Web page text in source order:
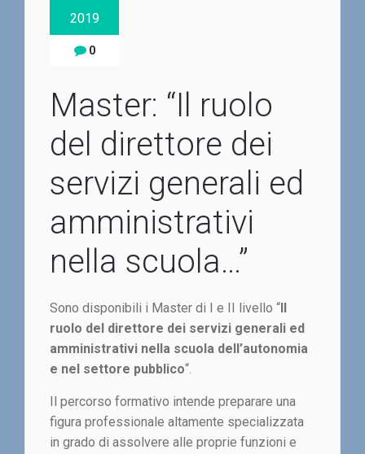
2019
0
Master: “Il ruolo
del direttore dei
servizi generali ed
amministrativi
nella scuola…”
Sono disponibili i Master di I e II livello “Il
ruolo del direttore dei servizi generali ed
amministrativi nella scuola dell’autonomia
e nel settore pubblico“.
Il percorso formativo intende preparare una
figura professionale altamente specializzata
in grado di assolvere alle proprie funzioni e